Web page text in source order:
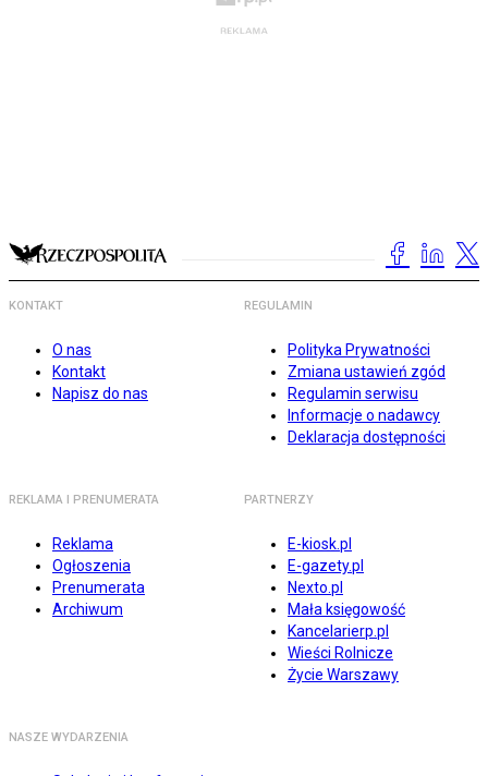
KONTAKT
O nas
Kontakt
Napisz do nas
REGULAMIN
Polityka Prywatności
Zmiana ustawień zgód
Regulamin serwisu
Informacje o nadawcy
Deklaracja dostępności
REKLAMA I PRENUMERATA
Reklama
Ogłoszenia
Prenumerata
Archiwum
PARTNERZY
E-kiosk.pl
E-gazety.pl
Nexto.pl
Mała księgowość
Kancelarierp.pl
Wieści Rolnicze
Życie Warszawy
NASZE WYDARZENIA